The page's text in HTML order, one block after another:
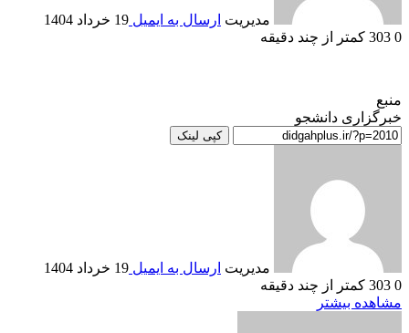
مدیریت ارسال به ایمیل 19 خرداد 1404
0
کمتر از چند دقیقه
منبع
خبرگزاری دانشجو
کپی لینک
مدیریت ارسال به ایمیل 19 خرداد 1404
0
کمتر از چند دقیقه
مشاهده بیشتر